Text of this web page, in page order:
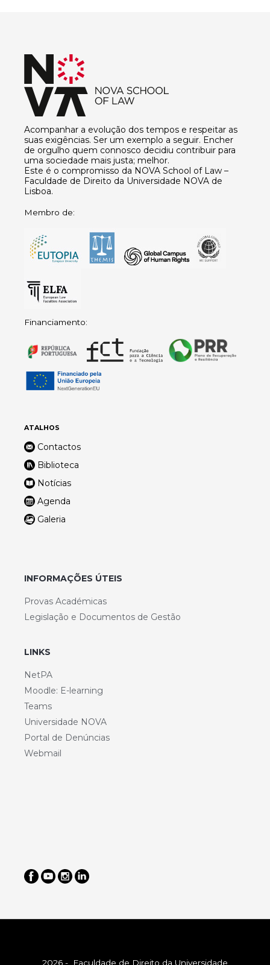
Acompanhar a evolução dos tempos e respeitar as
suas exigências. Ser um exemplo a seguir. Encher
de orgulho quem connosco decidiu contribuir para
uma sociedade mais justa; melhor.
Este é o compromisso da NOVA School of Law –
Faculdade de Direito da Universidade NOVA de
Lisboa.
Membro de:
Financiamento:
ATALHOS
Contactos
Biblioteca
Notícias
Agenda
Galeria
INFORMAÇÕES ÚTEIS
Provas Académicas
Legislação e Documentos de Gestão
LINKS
NetPA
Moodle: E-learning
Teams
Universidade NOVA
Portal de Denúncias
Webmail
2026 - Faculdade de Direito da Universidade